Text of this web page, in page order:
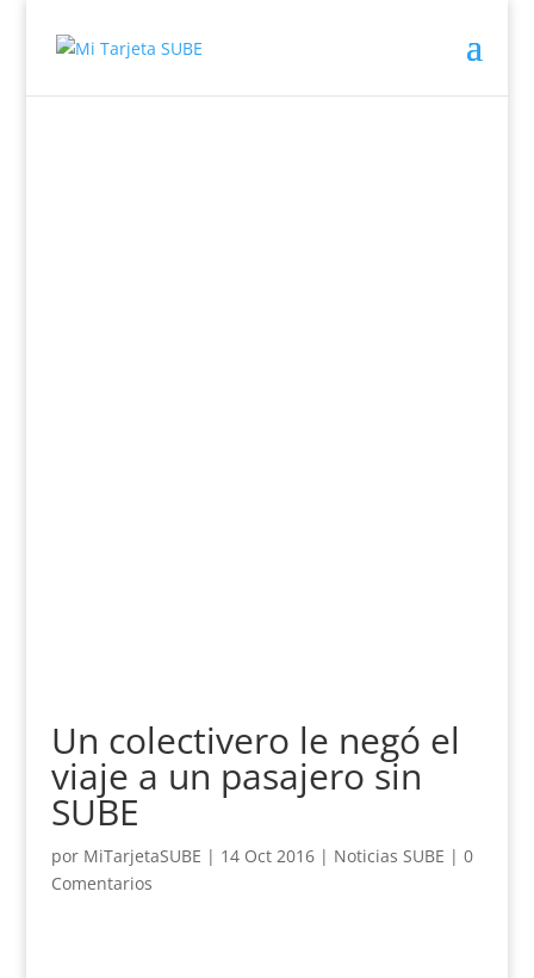
Un colectivero le negó el
viaje a un pasajero sin
SUBE
por MiTarjetaSUBE | 14 Oct 2016| Noticias SUBE | 0
Comentarios